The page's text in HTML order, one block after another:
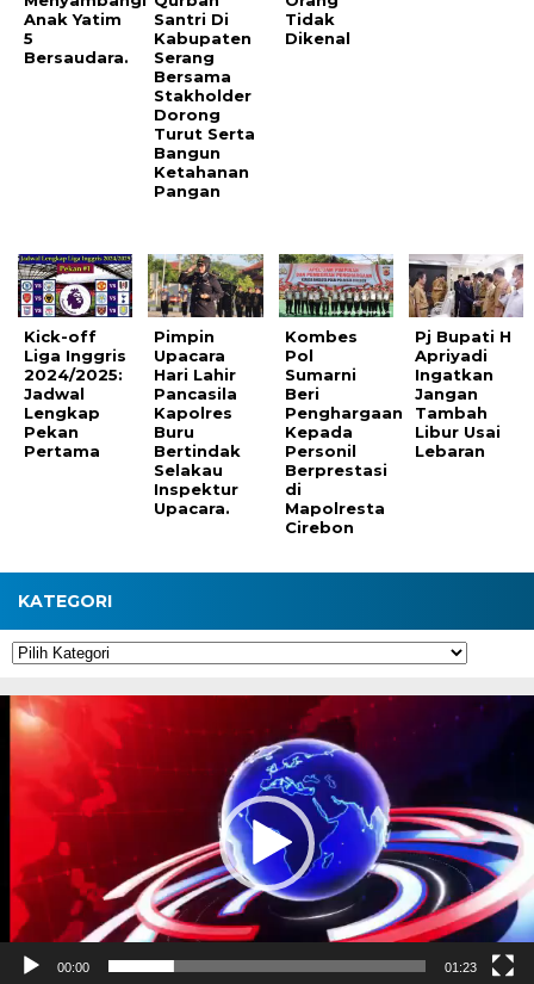
Anak Yatim
5
Bersaudara.
Santri Di
Kabupaten
Serang
Bersama
Stakholder
Dorong
Turut Serta
Bangun
Ketahanan
Pangan
Tidak
Dikenal
Kick-off
Liga Inggris
2024/2025:
Jadwal
Lengkap
Pekan
Pertama
Pimpin
Upacara
Hari Lahir
Pancasila
Kapolres
Buru
Bertindak
Selakau
Inspektur
Upacara.
Kombes
Pol
Sumarni
Beri
Penghargaan
Kepada
Personil
Berprestasi
di
Mapolresta
Cirebon
Pj Bupati H
Apriyadi
Ingatkan
Jangan
Tambah
Libur Usai
Lebaran
KATEGORI
Kategori
Pemutar
Video
00:00 01:23